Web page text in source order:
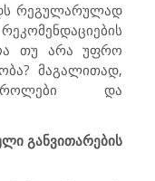
რეგულარულად
თუ არა უფრო
მაგალითად,
და
განვითარების